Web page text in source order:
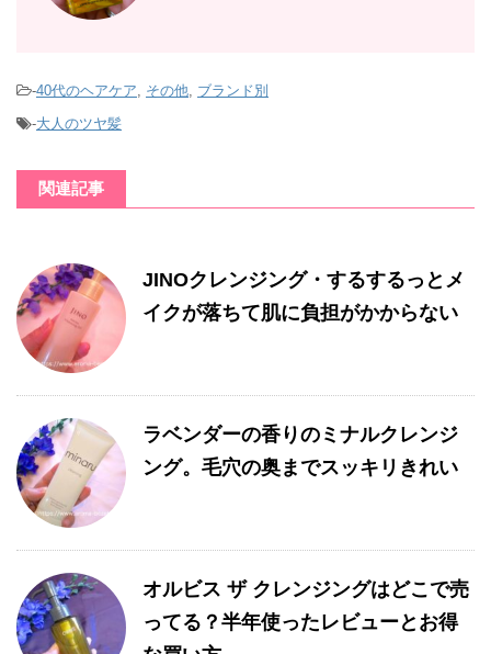
-40代のヘアケア, その他, ブランド別
-大人のツヤ髪
関連記事
JINOクレンジング・するするっとメ
イクが落ちて肌に負担がかからない
ラベンダーの香りのミナルクレンジ
ング。毛穴の奥までスッキリきれい
オルビス ザ クレンジングはどこで売
ってる？半年使ったレビューとお得